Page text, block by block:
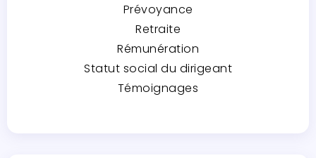
Prévoyance
Retraite
Rémunération
Statut social du dirigeant
Témoignages